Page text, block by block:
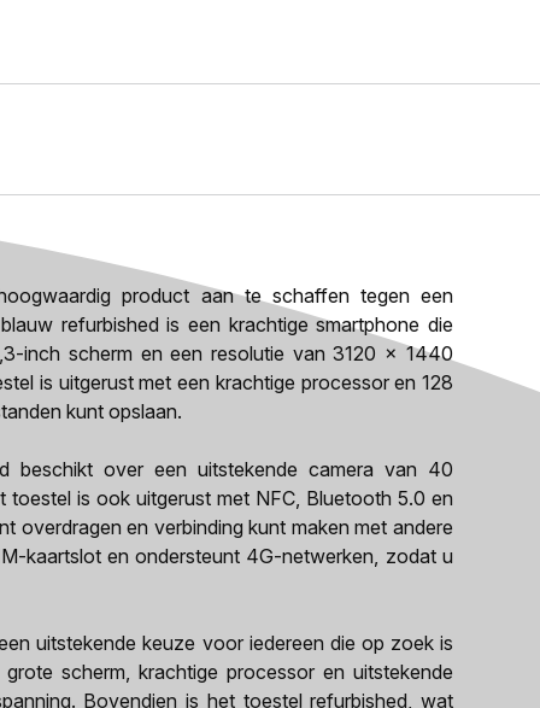
product aan te schaffen tegen een
refurbished is een krachtige smartphone die
inch scherm en een resolutie van 3120 x 1440
is uitgerust met een krachtige processor en 128
kunt opslaan.
beschikt over een uitstekende camera van 40
is ook uitgerust met NFC, Bluetooth 5.0 en
overdragen en verbinding kunt maken met andere
kaartslot en ondersteunt 4G-netwerken, zodat u
uitstekende keuze voor iedereen die op zoek is
scherm, krachtige processor en uitstekende
Bovendien is het toestel refurbished, wat